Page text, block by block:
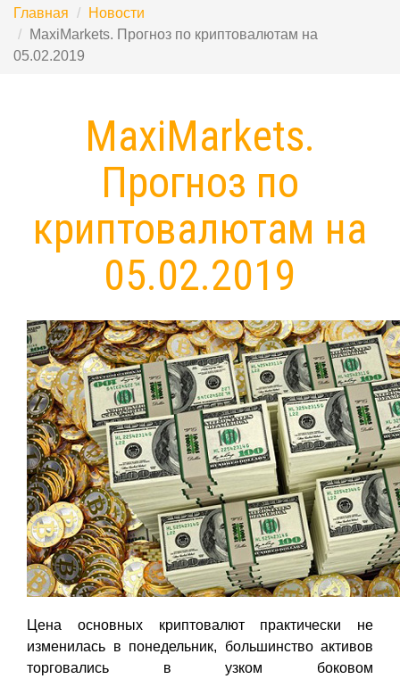
Главная
Новости
MaxiMarkets. Прогноз по криптовалютам на
05.02.2019
MaxiMarkets.
Прогноз по
криптовалютам на
05.02.2019
Цена основных криптовалют практически не
изменилась в понедельник, большинство активов
торговались в узком боковом